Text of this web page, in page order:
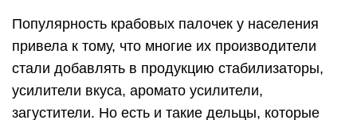
Популярность крабовых палочек у населения
привела к тому, что многие их производители
стали добавлять в продукцию стабилизаторы,
усилители вкуса, аромато усилители,
загустители. Но есть и такие дельцы, которые